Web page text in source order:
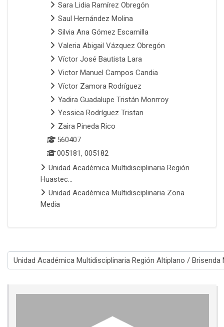
Categorías
Sara Lidia Ramírez Obregón
Saul Hernández Molina
Silvia Ana Gómez Escamilla
Valeria Abigail Vázquez Obregón
Víctor José Bautista Lara
Victor Manuel Campos Candia
Víctor Zamora Rodríguez
Yadira Guadalupe Tristán Monrroy
Yessica Rodríguez Tristan
Zaira Pineda Rico
560407
005181, 005182
Unidad Académica Multidisciplinaria Región
Huastec...
Unidad Académica Multidisciplinaria Zona
Media